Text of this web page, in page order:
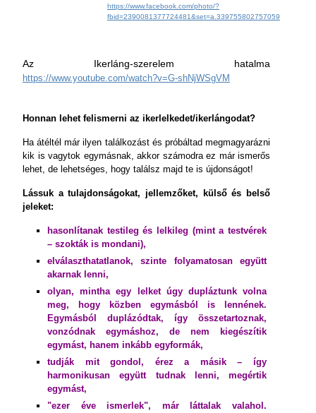
https://www.facebook.com/photo/?
fbid=2390081377724481&set=a.339755802757059
Az Ikerláng-szerelem hatalma
https://www.youtube.com/watch?v=G-shNjWSgVM
Honnan lehet felismerni az ikerlelkedet/ikerlángodat?
Ha átéltél már ilyen találkozást és próbáltad megmagyarázni
kik is vagytok egymásnak, akkor számodra ez már ismerős
lehet, de lehetséges, hogy találsz majd te is újdonságot!
Lássuk a tulajdonságokat, jellemzőket, külső és belső
jeleket:
hasonlítanak testileg és lelkileg (mint a testvérek
– szokták is mondani),
elválaszthatatlanok, szinte folyamatosan együtt
akarnak lenni,
olyan, mintha egy lelket úgy dupláztunk volna
meg, hogy közben egymásból is lennének.
Egymásból duplázódtak, így összetartoznak,
vonzódnak egymáshoz, de nem kiegészítik
egymást, hanem inkább egyformák,
tudják mit gondol, érez a másik – így
harmonikusan együtt tudnak lenni, megértik
egymást,
"ezer éve ismerlek", már láttalak valahol.